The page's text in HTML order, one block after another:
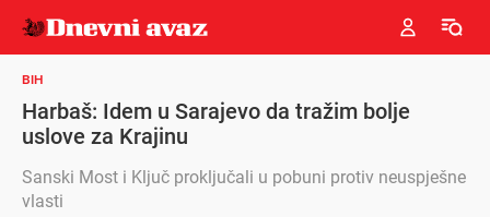
BIH
Harbaš: Idem u Sarajevo da tražim bolje
uslove za Krajinu
Sanski Most i Ključ proključali u pobuni protiv neuspješne
vlasti